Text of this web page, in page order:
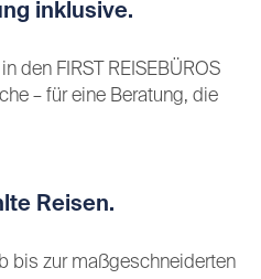
inklusive.
den FIRST REISEBÜROS
– für eine Beratung, die
Reisen.
bis zur maßgeschneiderten